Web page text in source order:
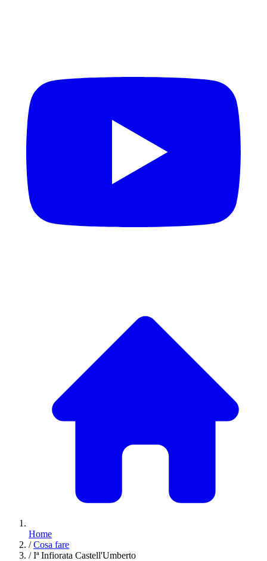
Home
/ Cosa fare
/ Iª Infiorata Castell'Umberto